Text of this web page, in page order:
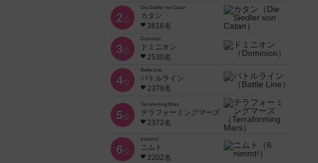
2位
Die Siedler von Catan
カタン
3616名
3位
Dominion
ドミニオン
2530名
4位
Battle Line
バトルライン
2379名
5位
Terraforming Mars
テラフォーミングマーズ
2372名
6位
6 nimmt!
ニムト
2202名